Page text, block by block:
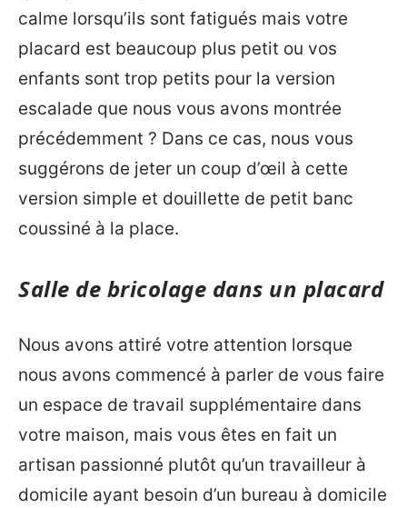
calme lorsqu’ils sont fatigués mais votre
placard est beaucoup plus petit ou vos
enfants sont trop petits pour la version
escalade que nous vous avons montrée
précédemment ? Dans ce cas, nous vous
suggérons de jeter un coup d’œil à cette
version simple et douillette de petit banc
coussiné à la place.
Salle de bricolage dans un placard
Nous avons attiré votre attention lorsque
nous avons commencé à parler de vous faire
un espace de travail supplémentaire dans
votre maison, mais vous êtes en fait un
artisan passionné plutôt qu’un travailleur à
domicile ayant besoin d’un bureau à domicile